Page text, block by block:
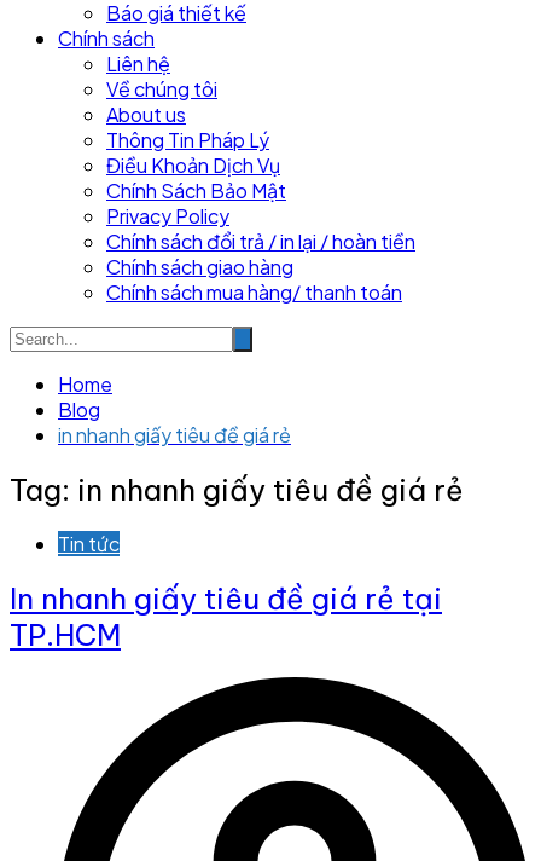
Báo giá thiết kế
Chính sách
Liên hệ
Về chúng tôi
About us
Thông Tin Pháp Lý
Điều Khoản Dịch Vụ
Chính Sách Bảo Mật
Privacy Policy
Chính sách đổi trả / in lại / hoàn tiền
Chính sách giao hàng
Chính sách mua hàng/ thanh toán
Home
Blog
in nhanh giấy tiêu đề giá rẻ
Tag: in nhanh giấy tiêu đề giá rẻ
Tin tức
In nhanh giấy tiêu đề giá rẻ tại
TP.HCM